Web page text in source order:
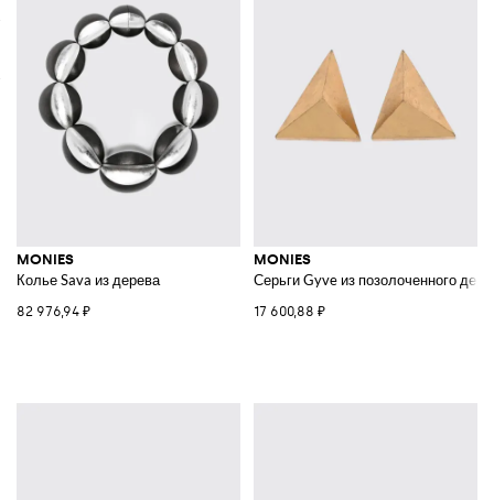
MONIES
Колье Sava из дерева
82 976,94 ₽
MONIES
Серьги Gyve из позолоченного
17 600,88 ₽